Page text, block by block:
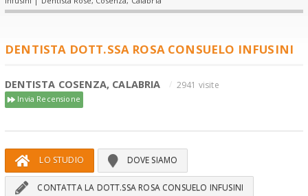
DENTISTA DOTT.SSA ROSA CONSUELO INFUSINI
DENTISTA COSENZA, CALABRIA 2941 visite
Invia Recensione
LO STUDIO DOVE SIAMO
CONTATTA LA DOTT.SSA ROSA CONSUELO INFUSINI